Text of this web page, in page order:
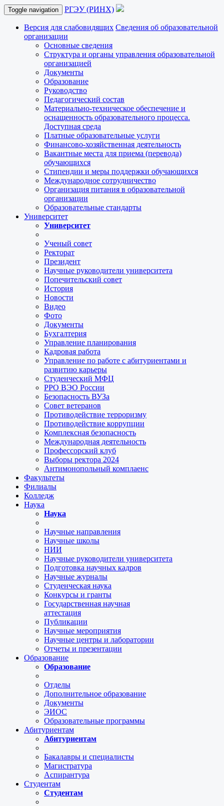
Toggle navigation РГЭУ (РИНХ)
Версия для слабовидящих Сведения об образовательной
организации
Основные сведения
Структура и органы управления образовательной
организацией
Документы
Образование
Руководство
Педагогический состав
Материально-техническое обеспечение и
оснащенность образовательного процесса.
Доступная среда
Платные образовательные услуги
Финансово-хозяйственная деятельность
Вакантные места для приема (перевода)
обучающихся
Стипендии и меры поддержки обучающихся
Международное сотрудничество
Организация питания в образовательной
организации
Образовательные стандарты
Университет
Университет
Ученый совет
Ректорат
Президент
Научные руководители университета
Попечительский совет
История
Новости
Видео
Фото
Документы
Бухгалтерия
Управление планирования
Кадровая работа
Управление по работе с абитуриентами и
развитию карьеры
Студенческий МФЦ
РРО ВЭО России
Безопасность ВУЗа
Совет ветеранов
Противодействие терроризму
Противодействие коррупции
Комплексная безопасность
Международная деятельность
Профессорский клуб
Выборы ректора 2024
Антимонопольный комплаенс
Факультеты
Филиалы
Колледж
Наука
Наука
Научные направления
Научные школы
НИИ
Научные руководители университета
Подготовка научных кадров
Научные журналы
Студенческая наука
Конкурсы и гранты
Государственная научная
аттестация
Публикации
Научные мероприятия
Научные центры и лаборатории
Отчеты и презентации
Образование
Образование
Отделы
Дополнительное образование
Документы
ЭИОС
Образовательные программы
Абитуриентам
Абитуриентам
Бакалавры и специалисты
Магистратура
Аспирантура
Студентам
Студентам